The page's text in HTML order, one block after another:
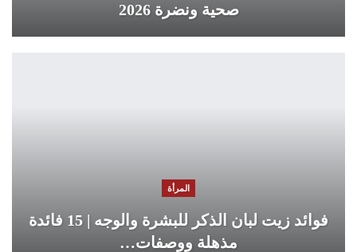
صحية ونضرة 2026
المرأة
فوائد زيت لبان الذكر للبشرة والوجه | 15 فائدة
مذهلة ووصفات…